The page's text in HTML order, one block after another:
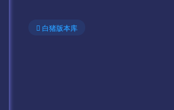
白猪版本库